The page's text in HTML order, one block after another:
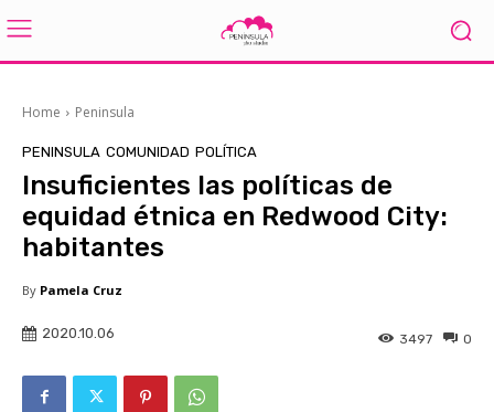
Home Peninsula
PENINSULA COMUNIDAD POLÍTICA
Insuficientes las políticas de
equidad étnica en Redwood City:
habitantes
By Pamela Cruz
2020.10.06 0
3497